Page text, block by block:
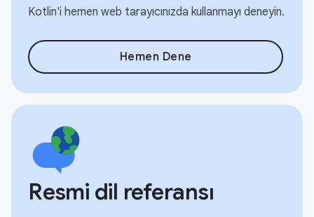
Kotlin'i hemen web tarayıcınızda kullanmayı deneyin.
Hemen Dene
Resmi dil referansı